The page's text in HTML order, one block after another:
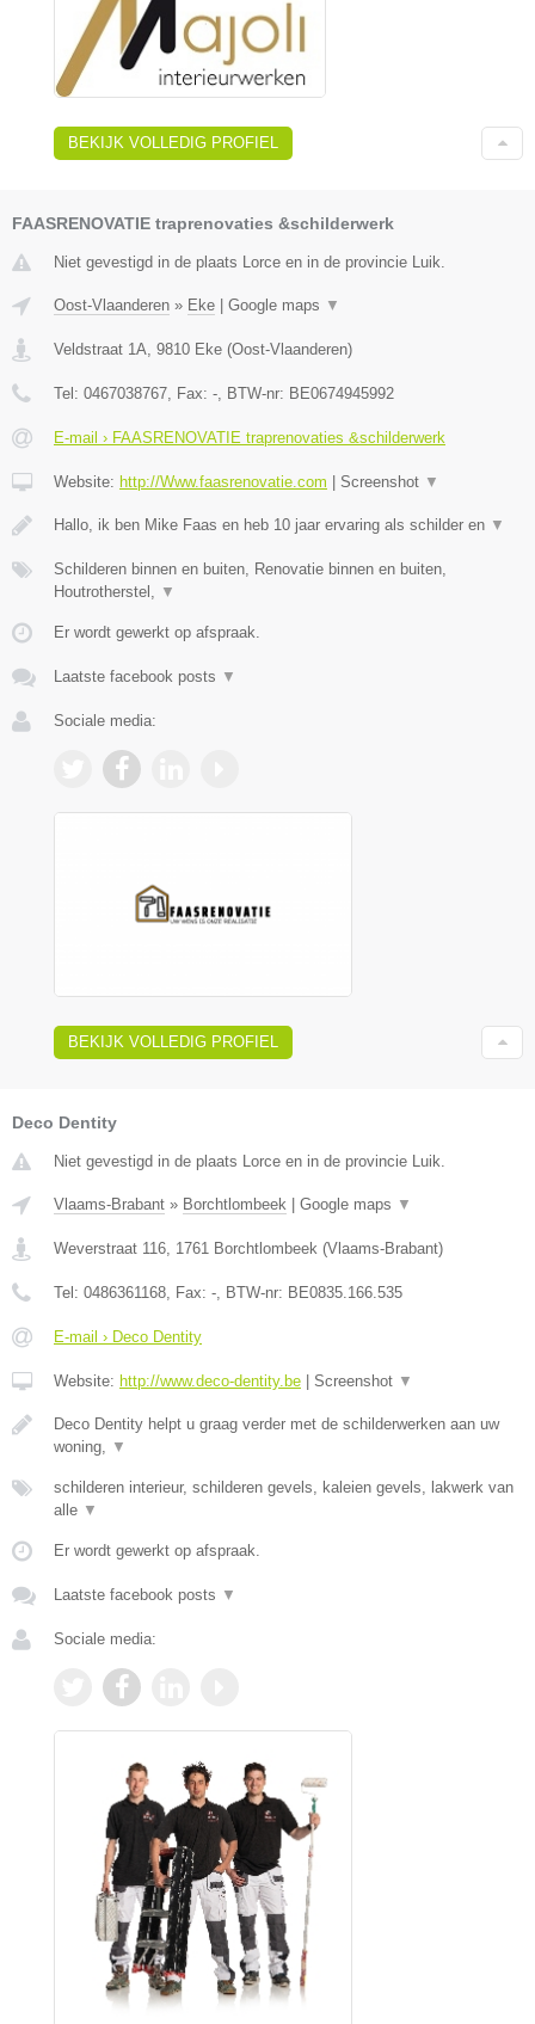
BEKIJK VOLLEDIG PROFIEL
FAASRENOVATIE traprenovaties &schilderwerk
Niet gevestigd in de plaats Lorce en in de provincie Luik.
Oost-Vlaanderen » Eke Google maps ▼
Veldstraat 1A, 9810 Eke (Oost-Vlaanderen)
Tel: 0467038767, Fax: -, BTW-nr: BE0674945992
E-mail › FAASRENOVATIE traprenovaties &schilderwerk
Website: http://Www.faasrenovatie.com Screenshot ▼
Hallo, ik ben Mike Faas en heb 10 jaar ervaring als schilder en ▼
Schilderen binnen en buiten, Renovatie binnen en buiten,
Houtrotherstel, ▼
Er wordt gewerkt op afspraak.
Laatste facebook posts ▼
Sociale media:
BEKIJK VOLLEDIG PROFIEL
Deco Dentity
Niet gevestigd in de plaats Lorce en in de provincie Luik.
Vlaams-Brabant » Borchtlombeek Google maps ▼
Weverstraat 116 1761 Borchtlombeek (Vlaams-Brabant)
Tel: 0486361168 , Fax: - , BTW-nr: BE0835.166.535
E-mail › Deco Dentity
Website: http://www.deco-dentity.be Screenshot ▼
Deco Dentity helpt u graag verder met de schilderwerken aan uw
woning,
▼
schilderen interieur, schilderen gevels, kaleien gevels, lakwerk van
alle ▼
Er wordt gewerkt op afspraak.
Laatste facebook posts ▼
Sociale media: